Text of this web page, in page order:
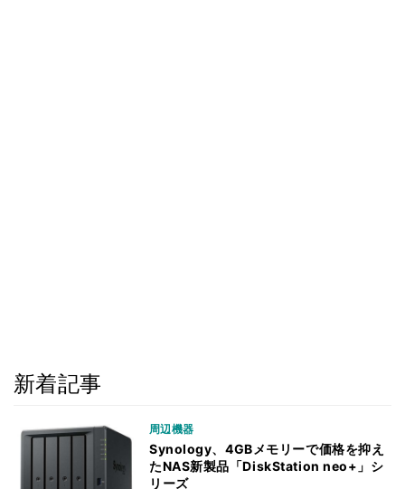
新着記事
周辺機器
Synology、4GBメモリーで価格を抑え
たNAS新製品「DiskStation neo+」シ
リーズ